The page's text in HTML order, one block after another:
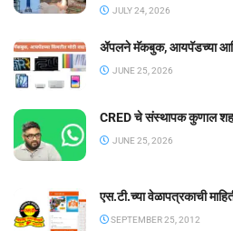
JULY 24, 2026
ॲपलने मॅकबुक, आयपॅडच्या आणि
JUNE 25, 2026
CRED चे संस्थापक कुणाल
JUNE 25, 2026
एस.टी.च्या वेळापत्रकाची
SEPTEMBER 25, 2012